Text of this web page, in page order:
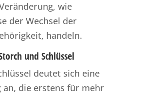
wie
der Wechsel der
handeln.
und Schlüssel
deutet sich eine
an, die erstens für mehr